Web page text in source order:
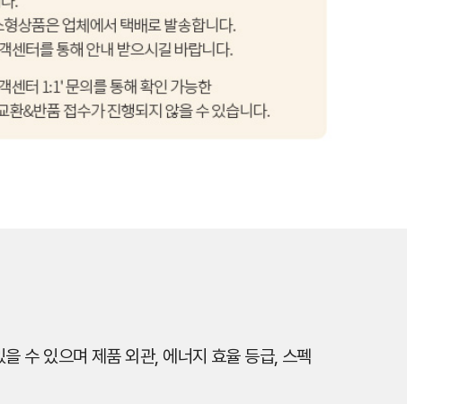
수 있으며 제품 외관, 에너지 효율 등급, 스펙